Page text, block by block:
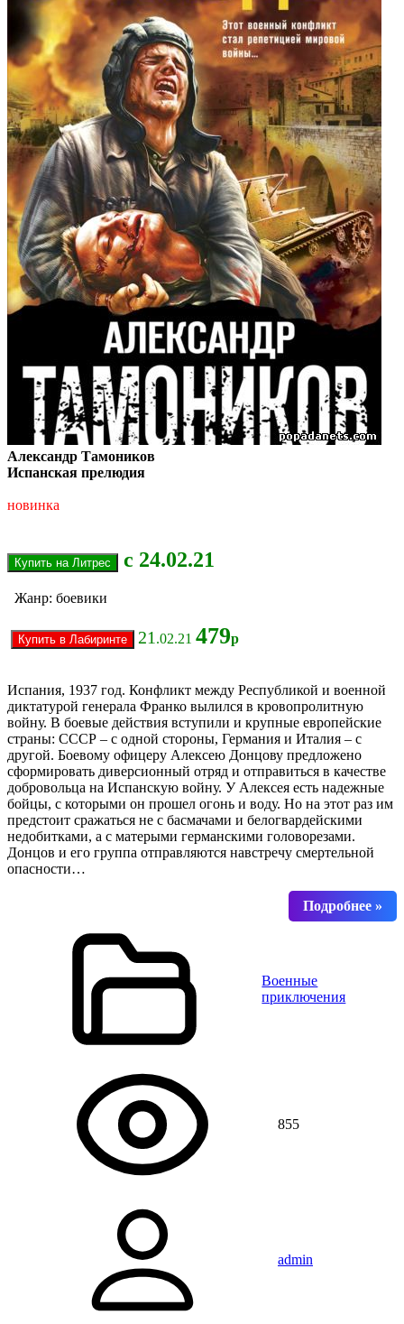
Александр Тамоников
Испанская прелюдия
новинка
с 24.02.21
Жанр: боевики
21 .02.21 479р
Испания, 1937 год. Конфликт между Республикой и военной
диктатурой генерала Франко вылился в кровопролитную
войну. В боевые действия вступили и крупные европейские
страны: СССР – с одной стороны, Германия и Италия – с
другой. Боевому офицеру Алексею Донцову предложено
сформировать диверсионный отряд и отправиться в качестве
добровольца на Испанскую войну. У Алексея есть надежные
бойцы, с которыми он прошел огонь и воду. Но на этот раз им
предстоит сражаться не с басмачами и белогвардейскими
недобитками, а с матерыми германскими головорезами.
Донцов и его группа отправляются навстречу смертельной
опасности…
Военные
приключения
855
admin